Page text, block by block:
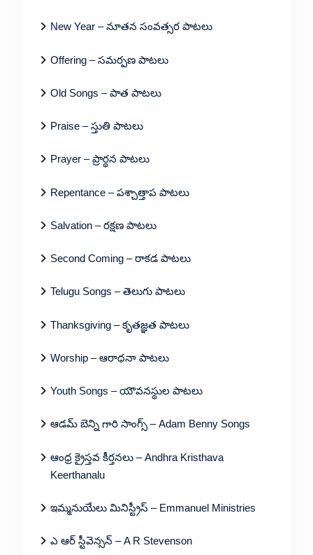
New Year – నూతన సంవత్సర పాటలు
Offering – సమర్పణ పాటలు
Old Songs – పాత పాటలు
Praise – స్తుతి పాటలు
Prayer – ప్రార్థన పాటలు
Repentance – పశ్చాత్తాప పాటలు
Salvation – రక్షణ పాటలు
Second Coming – రాకడ పాటలు
Telugu Songs – తెలుగు పాటలు
Thanksgiving – కృతజ్ఞత పాటలు
Worship – ఆరాధనా పాటలు
Youth Songs – యౌవనస్థుల పాటలు
ఆడమ్ బెన్ని గారి సాంగ్స్ – Adam Benny Songs
ఆంధ్ర క్రైస్తవ కీర్తనలు – Andhra Kristhava
Keerthanalu
ఇమ్మనుయేలు మినిస్ట్రీస్ – Emmanuel Ministries
ఎ ఆర్ స్టీవెన్సన్ – A R Stevenson